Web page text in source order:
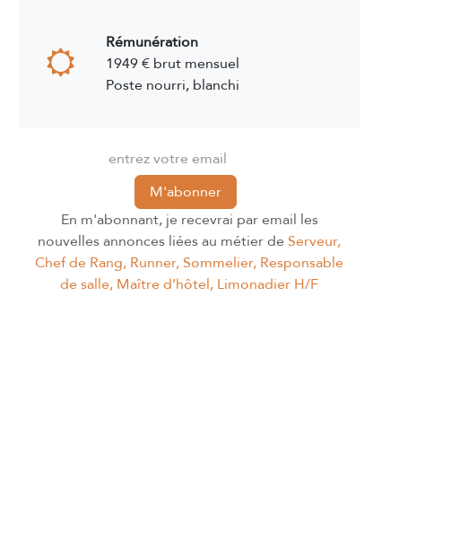
Rémunération
1949 € brut mensuel
Poste nourri, blanchi
M'abonner
En m'abonnant, je recevrai par email les
nouvelles annonces liées au métier de Serveur,
Chef de Rang, Runner, Sommelier, Responsable
de salle, Maître d’hôtel, Limonadier H/F